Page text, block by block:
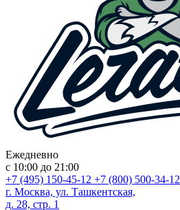
Ежедневно
с 10:00 до 21:00
+7 (495) 150-45-12 +7 (800) 500-34-12
г. Москва, ул. Ташкентская,
д. 28, стр. 1